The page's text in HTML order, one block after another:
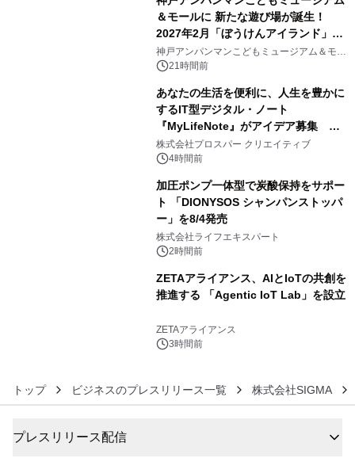
＆モールに 新たな遊び場が誕生！
2027年2月「ぼうけんアイランド」が
オープン
神戸アンパンマンこどもミュージアム＆モー
ル 21時間前
あなたの生活を便利に、人生を豊かに
するIT型デジタル・ノート
『MyLifeNote』がアイデア募集 優
秀賞100名に1年間無償試用
株式会社プロスパー クリエイティブ
4時間前
加圧ポンプ一体型で炭酸保持をサポー
ト 「DIONYSOS シャンパンストッパ
ー」を8/4発売
株式会社ライフエキスパート
2時間前
ZETAアライアンス、AIとIoTの共創を
推進する 「Agentic IoT Lab」を設立
ZETAアライアンス
3時間前
トップ ビジネスのプレスリリース一覧 株式会社SIGMA
プレスリリース配信